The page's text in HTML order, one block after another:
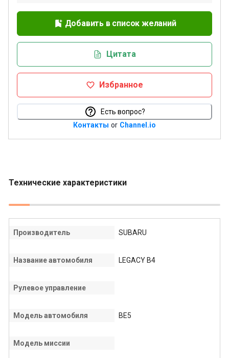
Добавить в список желаний
Цитата
Избранное
Есть вопрос?
Контакты or Channel.io
Технические характеристики
Производитель SUBARU
Название автомобиля LEGACY B4
Рулевое управление
Модель автомобиля BE5
Модель миссии